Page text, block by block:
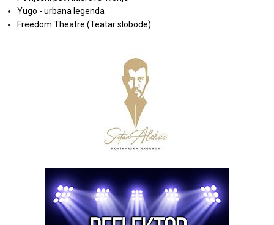
Yugo - urbana legenda
Freedom Theatre (Teatar slobode)